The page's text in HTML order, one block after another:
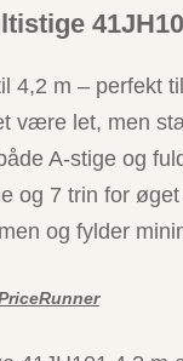
4,2 m – perfekt
være let, men
A-stige og
og 7 trin for
og fylder